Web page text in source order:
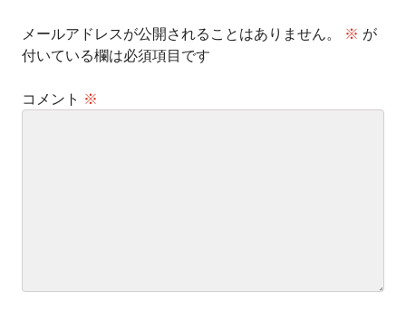
メールアドレスが公開されることはありません。 ※ が
付いている欄は必須項目です
コメント ※